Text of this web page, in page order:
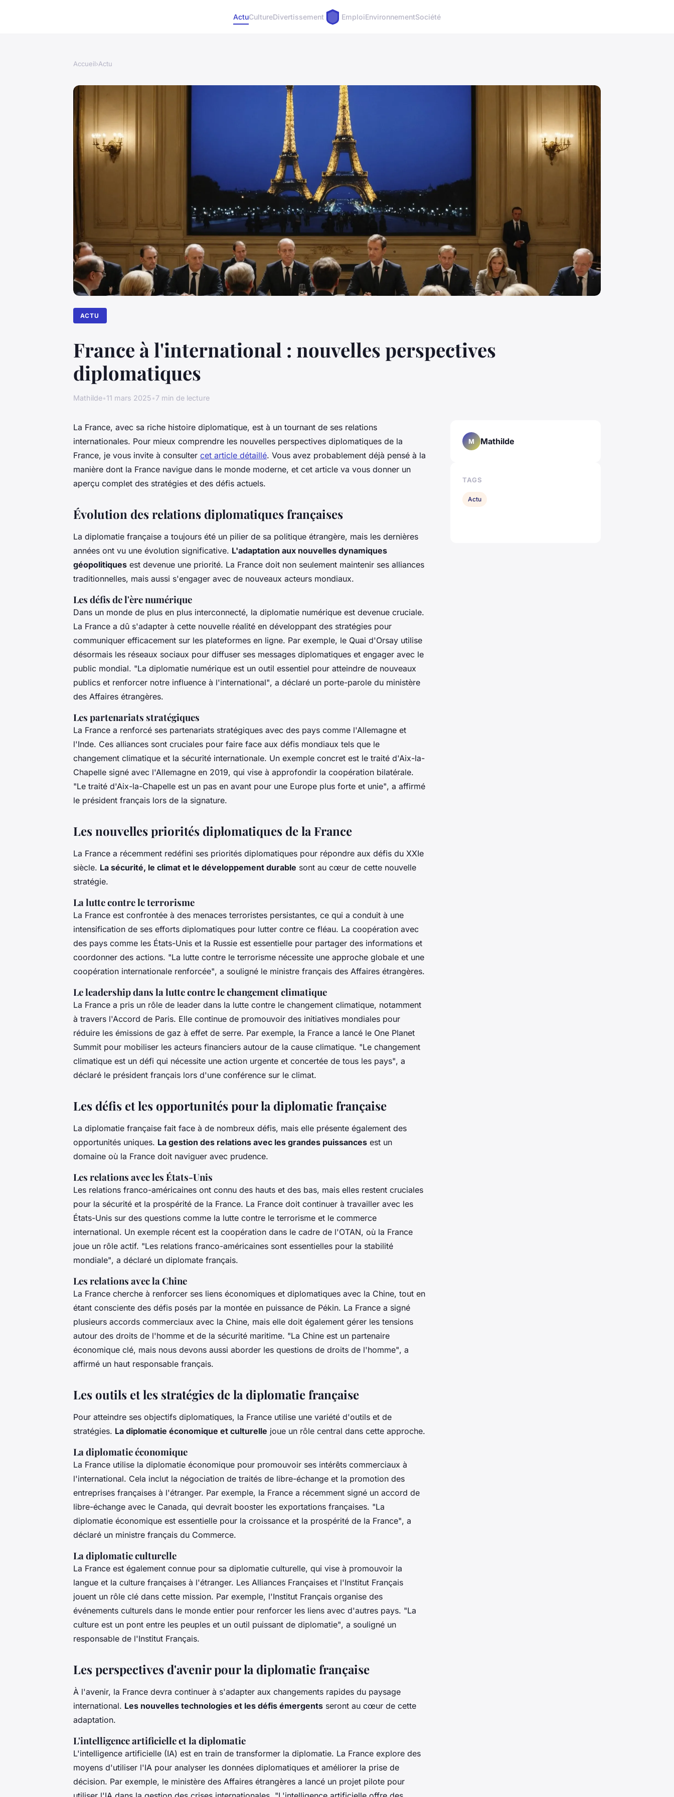
ActuCultureDivertissement EmploiEnvironnementSociété
Accueil›Actu
ACTU
France à l'international : nouvelles perspectives
diplomatiques
Mathilde•11 mars 2025•7 min de lecture
La France, avec sa riche histoire diplomatique, est à un tournant de ses relations
internationales. Pour mieux comprendre les nouvelles perspectives diplomatiques de la
France, je vous invite à consulter cet article détaillé. Vous avez probablement déjà pensé à la
manière dont la France navigue dans le monde moderne, et cet article va vous donner un
aperçu complet des stratégies et des défis actuels.
Évolution des relations diplomatiques françaises
La diplomatie française a toujours été un pilier de sa politique étrangère, mais les dernières
années ont vu une évolution significative. L'adaptation aux nouvelles dynamiques
géopolitiques est devenue une priorité. La France doit non seulement maintenir ses alliances
traditionnelles, mais aussi s'engager avec de nouveaux acteurs mondiaux.
Les défis de l'ère numérique
Dans un monde de plus en plus interconnecté, la diplomatie numérique est devenue cruciale.
La France a dû s'adapter à cette nouvelle réalité en développant des stratégies pour
communiquer efficacement sur les plateformes en ligne. Par exemple, le Quai d'Orsay utilise
désormais les réseaux sociaux pour diffuser ses messages diplomatiques et engager avec le
public mondial. "La diplomatie numérique est un outil essentiel pour atteindre de nouveaux
publics et renforcer notre influence à l'international", a déclaré un porte-parole du ministère
des Affaires étrangères.
Les partenariats stratégiques
La France a renforcé ses partenariats stratégiques avec des pays comme l'Allemagne et
l'Inde. Ces alliances sont cruciales pour faire face aux défis mondiaux tels que le
changement climatique et la sécurité internationale. Un exemple concret est le traité d'Aix-la-
Chapelle signé avec l'Allemagne en 2019, qui vise à approfondir la coopération bilatérale.
"Le traité d'Aix-la-Chapelle est un pas en avant pour une Europe plus forte et unie", a affirmé
le président français lors de la signature.
Les nouvelles priorités diplomatiques de la France
La France a récemment redéfini ses priorités diplomatiques pour répondre aux défis du XXIe
siècle. La sécurité, le climat et le développement durable sont au cœur de cette nouvelle
stratégie.
La lutte contre le terrorisme
La France est confrontée à des menaces terroristes persistantes, ce qui a conduit à une
intensification de ses efforts diplomatiques pour lutter contre ce fléau. La coopération avec
des pays comme les États-Unis et la Russie est essentielle pour partager des informations et
coordonner des actions. "La lutte contre le terrorisme nécessite une approche globale et une
coopération internationale renforcée", a souligné le ministre français des Affaires étrangères.
Le leadership dans la lutte contre le changement climatique
La France a pris un rôle de leader dans la lutte contre le changement climatique, notamment
à travers l'Accord de Paris. Elle continue de promouvoir des initiatives mondiales pour
réduire les émissions de gaz à effet de serre. Par exemple, la France a lancé le One Planet
Summit pour mobiliser les acteurs financiers autour de la cause climatique. "Le changement
climatique est un défi qui nécessite une action urgente et concertée de tous les pays", a
déclaré le président français lors d'une conférence sur le climat.
Les défis et les opportunités pour la diplomatie française
La diplomatie française fait face à de nombreux défis, mais elle présente également des
opportunités uniques. La gestion des relations avec les grandes puissances est un
domaine où la France doit naviguer avec prudence.
Les relations avec les États-Unis
Les relations franco-américaines ont connu des hauts et des bas, mais elles restent cruciales
pour la sécurité et la prospérité de la France. La France doit continuer à travailler avec les
États-Unis sur des questions comme la lutte contre le terrorisme et le commerce
international. Un exemple récent est la coopération dans le cadre de l'OTAN, où la France
joue un rôle actif. "Les relations franco-américaines sont essentielles pour la stabilité
mondiale", a déclaré un diplomate français.
Les relations avec la Chine
La France cherche à renforcer ses liens économiques et diplomatiques avec la Chine, tout en
étant consciente des défis posés par la montée en puissance de Pékin. La France a signé
plusieurs accords commerciaux avec la Chine, mais elle doit également gérer les tensions
autour des droits de l'homme et de la sécurité maritime. "La Chine est un partenaire
économique clé, mais nous devons aussi aborder les questions de droits de l'homme", a
affirmé un haut responsable français.
Les outils et les stratégies de la diplomatie française
Pour atteindre ses objectifs diplomatiques, la France utilise une variété d'outils et de
stratégies. La diplomatie économique et culturelle joue un rôle central dans cette approche.
La diplomatie économique
La France utilise la diplomatie économique pour promouvoir ses intérêts commerciaux à
l'international. Cela inclut la négociation de traités de libre-échange et la promotion des
entreprises françaises à l'étranger. Par exemple, la France a récemment signé un accord de
libre-échange avec le Canada, qui devrait booster les exportations françaises. "La
diplomatie économique est essentielle pour la croissance et la prospérité de la France", a
déclaré un ministre français du Commerce.
La diplomatie culturelle
La France est également connue pour sa diplomatie culturelle, qui vise à promouvoir la
langue et la culture françaises à l'étranger. Les Alliances Françaises et l'Institut Français
jouent un rôle clé dans cette mission. Par exemple, l'Institut Français organise des
événements culturels dans le monde entier pour renforcer les liens avec d'autres pays. "La
culture est un pont entre les peuples et un outil puissant de diplomatie", a souligné un
responsable de l'Institut Français.
Les perspectives d'avenir pour la diplomatie française
À l'avenir, la France devra continuer à s'adapter aux changements rapides du paysage
international. Les nouvelles technologies et les défis émergents seront au cœur de cette
adaptation.
L'intelligence artificielle et la diplomatie
L'intelligence artificielle (IA) est en train de transformer la diplomatie. La France explore des
moyens d'utiliser l'IA pour analyser les données diplomatiques et améliorer la prise de
décision. Par exemple, le ministère des Affaires étrangères a lancé un projet pilote pour
M Mathilde
TAGS
Actu